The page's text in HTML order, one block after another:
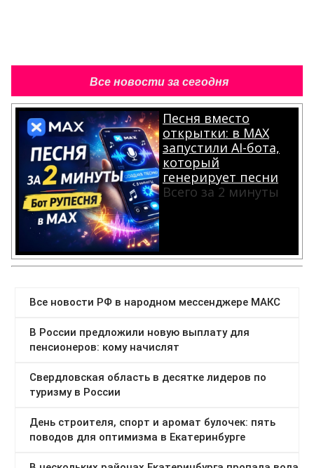
Все новости за сегодня
Песня вместо
открытки: в MAX
запустили AI-бота,
который
генерирует песни
Всего за 2 минуты